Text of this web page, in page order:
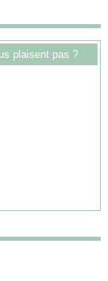
plaisent pas ?